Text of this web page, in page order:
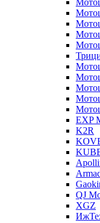
EXP
K2R
QJ
XGZ